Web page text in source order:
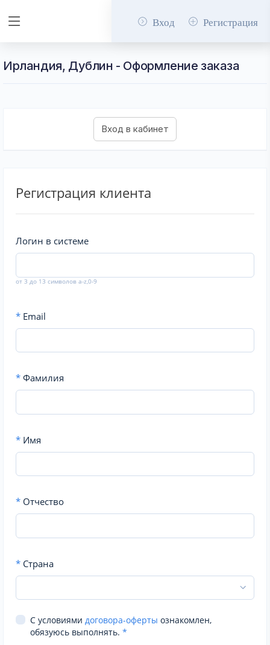
Вход Регистрация
Ирландия, Дублин - Оформление заказа
Регистрация клиента
Логин в системе
от 3 до 13 символов a-z,0-9
* Email
* Фамилия
* Имя
* Отчество
* Страна
С условиями договора-оферты ознакомлен,
обязуюсь выполнять. *